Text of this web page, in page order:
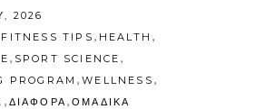
2026
FITNESS TIPS , HEALTH ,
, SPORT SCIENCE ,
PROGRAM ,WELLNESS ,
, ΔΙΑΦΟΡΑ ,ΟΜΑΔΙΚΑ